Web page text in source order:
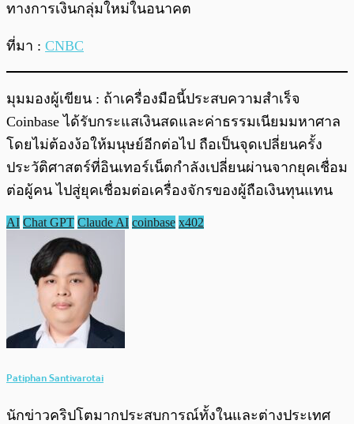
ทางการเงินกลุ่มใหม่ในอนาคต
ที่มา : CNBC
มุมมองผู้เขียน : ถ้าเครื่องมือนี้ประสบความสำเร็จ
Coinbase ได้รับกระแสเงินสดและค่าธรรมเนียมมหาศาล
โดยไม่ต้องง้อให้มนุษย์อีกต่อไป ถือเป็นจุดเปลี่ยนครั้ง
ประวัติศาสตร์ที่อินเทอร์เน็ตกำลังเปลี่ยนผ่านจากยุคเชื่อม
ต่อผู้คน ไปสู่ยุคเชื่อมต่อเครื่องจักรของผู้ถือเงินทุนแทน
AI Chat GPT Claude AI coinbase x402
Patiphan Santivarotai
นักข่าวคริปโตมากประสบการณ์ทั้งในและต่างประเทศ